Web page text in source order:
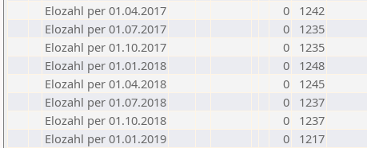
Elozahl per 01.04.2017
0
1242
Elozahl per 01.07.2017
0
1235
Elozahl per 01.10.2017
0
1235
Elozahl per 01.01.2018
0
1248
Elozahl per 01.04.2018
0
1245
Elozahl per 01.07.2018
0
1237
Elozahl per 01.10.2018
0
1237
Elozahl per 01.01.2019
0
1217